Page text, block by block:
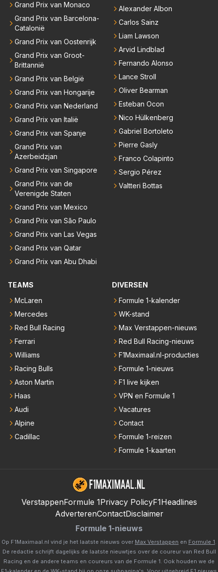
Grand Prix van Monaco
Grand Prix van Barcelona-
Catalonië
Grand Prix van Oostenrijk
Grand Prix van Groot-
Brittannië
Grand Prix van België
Grand Prix van Hongarije
Grand Prix van Nederland
Grand Prix van Italië
Grand Prix van Spanje
Grand Prix van
Azerbeidzjan
Grand Prix van Singapore
Grand Prix van de
Verenigde Staten
Grand Prix van Mexico
Grand Prix van São Paulo
Grand Prix van Las Vegas
Grand Prix van Qatar
Grand Prix van Abu Dhabi
Alexander Albon
Carlos Sainz
Liam Lawson
Arvid Lindblad
Fernando Alonso
Lance Stroll
Oliver Bearman
Esteban Ocon
Nico Hülkenberg
Gabriel Bortoleto
Pierre Gasly
Franco Colapinto
Sergio Pérez
Valtteri Bottas
TEAMS
McLaren
Mercedes
Red Bull Racing
Ferrari
Williams
Racing Bulls
Aston Martin
Haas
Audi
Alpine
Cadillac
DIVERSEN
Formule 1-kalender
WK-stand
Max Verstappen-nieuws
Red Bull Racing-nieuws
F1Maximaal.nl-producties
Formule 1-nieuws
F1 live kijken
VPN en Formule 1
Vacatures
Contact
Formule 1-reizen
Formule 1-kaarten
VerstappenFormule 1Privacy PolicyF1Headlines
AdverterenContactDisclaimer
Formule 1-nieuws
Op F1Maximaal.nl vind je het laatste nieuws over Max Verstappen en Formule 1.
De redactie schrijft dagelijks de laatste nieuwtjes over de coureur van Red Bull
Racing en de andere teams en coureurs van de Formule 1. Ook houden we de